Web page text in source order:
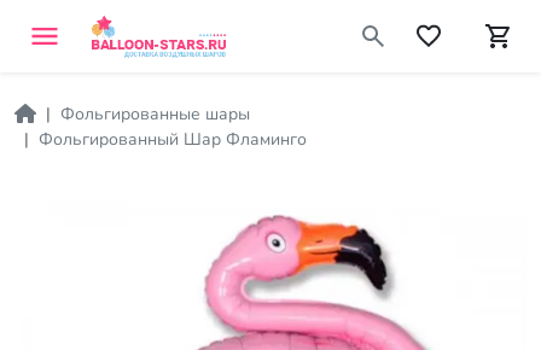
Фольгированные шары
Фольгированный Шар Фламинго